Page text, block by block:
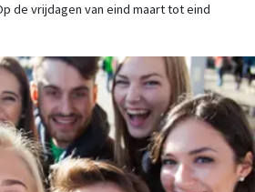
de vrijdagen van eind maart tot eind